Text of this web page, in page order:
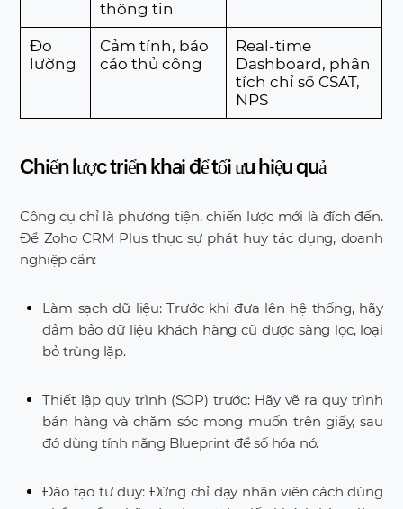
thông tin
Đo
lường
Cảm tính, báo
cáo thủ công
Real-time
Dashboard, phân
tích chỉ số CSAT,
NPS
Chiến lược triển khai để tối ưu hiệu quả
Công cụ chỉ là phương tiện, chiến lược mới là đích đến.
Để Zoho CRM Plus thực sự phát huy tác dụng, doanh
nghiệp cần:
Làm sạch dữ liệu: Trước khi đưa lên hệ thống, hãy
đảm bảo dữ liệu khách hàng cũ được sàng lọc, loại
bỏ trùng lặp.
Thiết lập quy trình (SOP) trước: Hãy vẽ ra quy trình
bán hàng và chăm sóc mong muốn trên giấy, sau
đó dùng tính năng Blueprint để số hóa nó.
Đào tạo tư duy: Đừng chỉ dạy nhân viên cách dùng